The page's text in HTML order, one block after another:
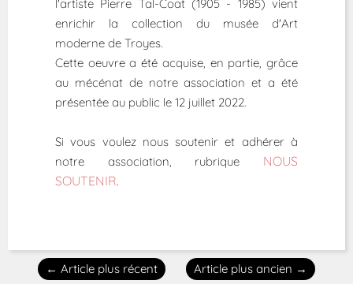
l'artiste Pierre Tal-Coat (1905 - 1985) vient
enrichir la collection du musée d'Art
moderne de Troyes.
Cette oeuvre a été acquise, en partie, grâce
au mécénat de notre association et a été
présentée au public le 12 juillet 2022.
Si vous voulez nous soutenir et adhérer à
notre association, rubrique NOUS
SOUTENIR.
← Article plus récent Article plus ancien →